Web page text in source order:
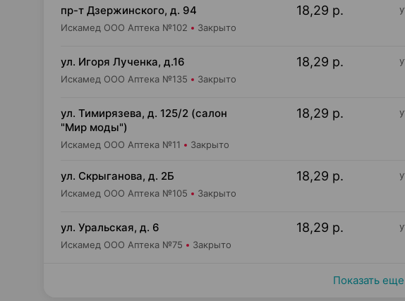
пр-т Дзержинского, д. 94
Искамед ООО Аптека №102 Закрыто
18,29 р.
ул. Игоря Лученка, д.16
Искамед ООО Аптека №135 Закрыто
18,29 р.
ул. Тимирязева, д. 125/2 (салон
"Мир моды")
Искамед ООО Аптека №11 Закрыто
18,29 р.
ул. Скрыганова, д. 2Б
Искамед ООО Аптека №105 Закрыто
18,29 р.
ул. Уральская, д. 6
Искамед ООО Аптека №75 Закрыто
18,29 р.
Показать еще